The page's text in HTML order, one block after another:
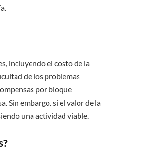
incluyendo el costo de la
de los problemas
por bloque
Sin embargo, si el valor de la
una actividad viable.